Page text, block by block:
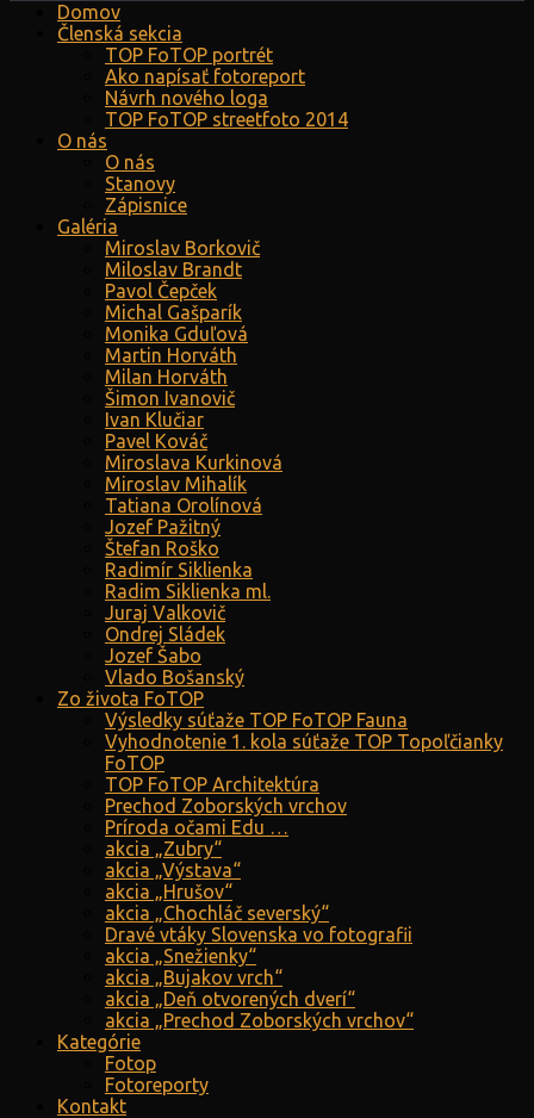
Domov
Členská sekcia
TOP FoTOP portrét
Ako napísať fotoreport
Návrh nového loga
TOP FoTOP streetfoto 2014
O nás
O nás
Stanovy
Zápisnice
Galéria
Miroslav Borkovič
Miloslav Brandt
Pavol Čepček
Michal Gašparík
Monika Gduľová
Martin Horváth
Milan Horváth
Šimon Ivanovič
Ivan Klučiar
Pavel Kováč
Miroslava Kurkinová
Miroslav Mihalík
Tatiana Orolínová
Jozef Pažitný
Štefan Roško
Radimír Siklienka
Radim Siklienka ml.
Juraj Valkovič
Ondrej Sládek
Jozef Šabo
Vlado Bošanský
Zo života FoTOP
Výsledky súťaže TOP FoTOP Fauna
Vyhodnotenie 1. kola súťaže TOP Topoľčianky
FoTOP
TOP FoTOP Architektúra
Prechod Zoborských vrchov
Príroda očami Edu …
akcia „Zubry“
akcia „Výstava“
akcia „Hrušov“
akcia „Chochláč severský“
Dravé vtáky Slovenska vo fotografii
akcia „Snežienky“
akcia „Bujakov vrch“
akcia „Deň otvorených dverí“
akcia „Prechod Zoborských vrchov“
Kategórie
Fotop
Fotoreporty
Kontakt